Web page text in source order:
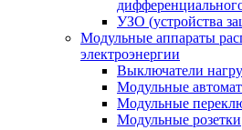
УЗО (устройства
Модульные аппараты
электроэнергии
Выключатели
Модульные
Модульные
Модульные розетки